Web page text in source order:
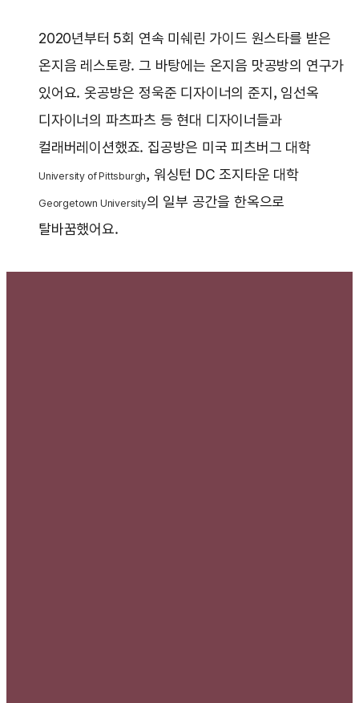
2020년부터 5회 연속 미쉐린 가이드 원스타를 받은
온지음 레스토랑. 그 바탕에는 온지음 맛공방의 연구가
있어요. 옷공방은 정욱준 디자이너의 준지, 임선옥
디자이너의 파츠파츠 등 현대 디자이너들과
컬래버레이션했죠. 집공방은 미국 피츠버그 대학
University of Pittsburgh, 워싱턴 DC 조지타운 대학
Georgetown University의 일부 공간을 한옥으로
탈바꿈했어요.